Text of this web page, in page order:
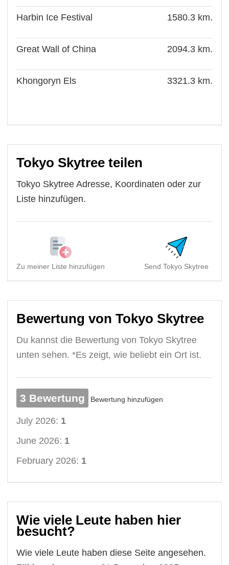
Harbin Ice Festival 1580.3 km.
Great Wall of China 2094.3 km.
Khongoryn Els 3321.3 km.
Tokyo Skytree teilen
Tokyo Skytree Adresse, Koordinaten oder zur
Liste hinzufügen.
Zu meiner Liste hinzufügen Send Tokyo Skytree
Bewertung von Tokyo Skytree
Du kannst die Bewertung von Tokyo Skytree
unten sehen. *Es zeigt, wie beliebt ein Ort ist.
3 Bewertung Bewertung hinzufügen
July 2026: 1
June 2026: 1
February 2026: 1
Wie viele Leute haben hier
besucht?
Wie viele Leute haben diese Seite angesehen.